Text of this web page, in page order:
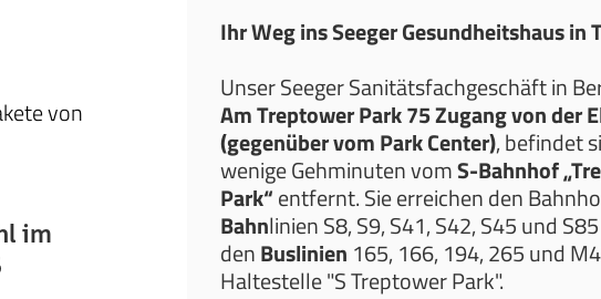
von
im
Ihr Weg ins Seeger Gesundheitshaus in
Unser Seeger Sanitätsfachgeschäft in
Am Treptower Park 75 Zugang von der
(gegenüber vom Park Center), befindet
wenige Gehminuten vomS-Bahnhof
Park“entfernt. Sie erreichen den
Bahnlinien S8, S9, S41, S42, S45 und
denBuslinien 165, 166, 194, 265 und
Haltestelle "S Treptower Park".